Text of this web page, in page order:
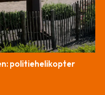
politiehelikopter